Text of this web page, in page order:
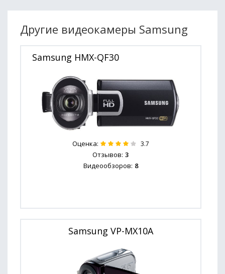
Другие видеокамеры Samsung
Samsung HMX-QF30
Оценка: 3.7
Отзывов: 3
Видеообзоров: 8
Samsung VP-MX10A